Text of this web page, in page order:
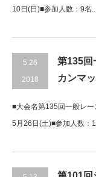
10日(日)■参加人数：9名
5.26
2018
第135回
カンマ
■大会名第135回一般レ
5月26日(土)■参加人数：